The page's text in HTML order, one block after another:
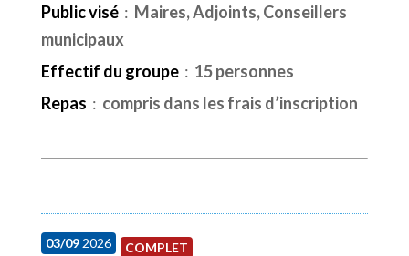
Public visé : Maires, Adjoints, Conseillers
municipaux
Effectif du groupe: 15 personnes
Repas : compris dans les frais d’inscription
03/092026 COMPLET